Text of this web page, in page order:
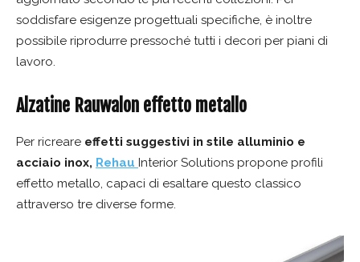
soddisfare esigenze progettuali specifiche, è inoltre
possibile riprodurre pressoché tutti i decori per piani di
lavoro.
Alzatine Rauwalon effetto metallo
Per ricreare effetti suggestivi in stile alluminio e
acciaio inox, Rehau Interior Solutions propone profili
effetto metallo, capaci di esaltare questo classico
attraverso tre diverse forme.